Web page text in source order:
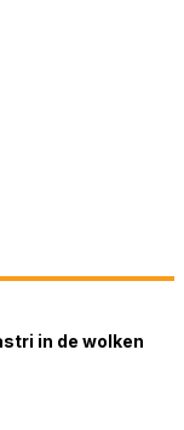
in de wolken